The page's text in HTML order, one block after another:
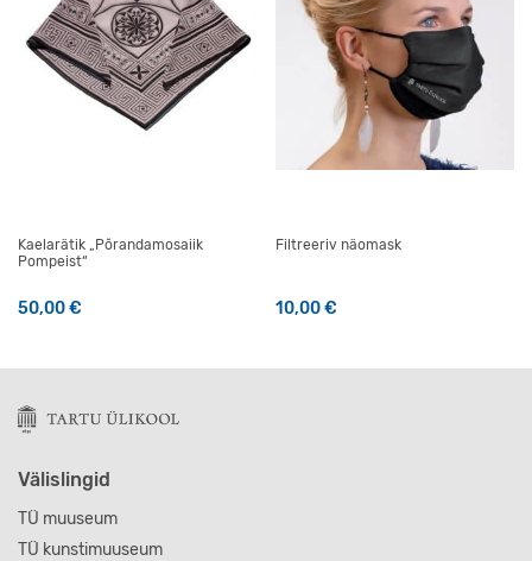
Kaelarätik „Põrandamosaiik
Pompeist“
50,00€
Filtreeriv näomask
10,00€
Välislingid
TÜ muuseum
TÜ kunstimuuseum